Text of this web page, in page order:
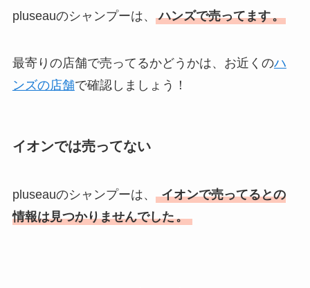
pluseauのシャンプーは、 ハンズで売ってます。
最寄りの店舗で売ってるかどうかは、お近くのハ
ンズの店舗で確認しましょう！
イオンでは売ってない
pluseauのシャンプーは、
イオンで売ってるとの
情報は見つかりませんでした。